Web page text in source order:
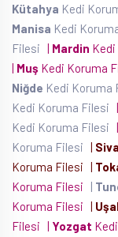
Kütahya Kedi
Manisa Kedi
Filesi | Mardin
| Muş Kedi Koruma
Niğde Kedi Koruma
Kedi Koruma Filesi |
Kedi Koruma Filesi |
Koruma Filesi |
Koruma Filesi |
Koruma Filesi
|
Koruma Filesi |
Filesi | Yozgat